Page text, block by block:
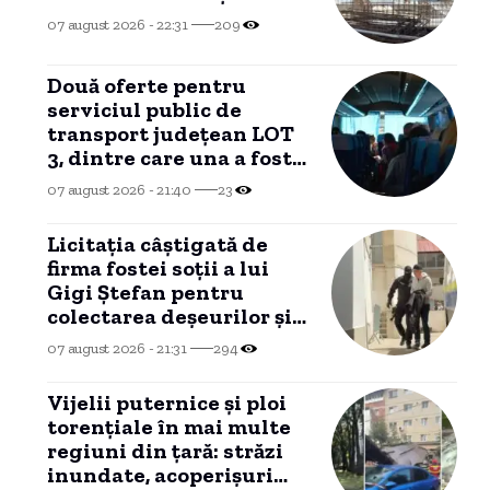
07 august 2026 - 22:31 209
Două oferte pentru
serviciul public de
transport județean LOT
3, dintre care una a fost
declarată INADMISIBILĂ
07 august 2026 - 21:40 23
Licitația câștigată de
firma fostei soții a lui
Gigi Ștefan pentru
colectarea deșeurilor și
reciclare a ajuns în
instanță
07 august 2026 - 21:31 294
Vijelii puternice și ploi
torențiale în mai multe
regiuni din țară: străzi
inundate, acoperișuri